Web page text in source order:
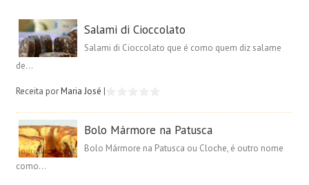
Salami di Cioccolato
Salami di Cioccolato que é como quem diz salame
de...
Receita porMaria José |
Bolo Mármore na Patusca
Bolo Mármore na Patusca ou Cloche, é outro nome
como...